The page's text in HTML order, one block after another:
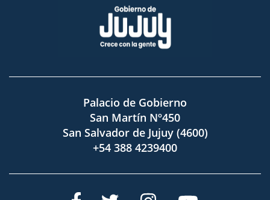
Palacio de Gobierno
San Martín Nº450
San Salvador de Jujuy (4600)
+54 388 4239400